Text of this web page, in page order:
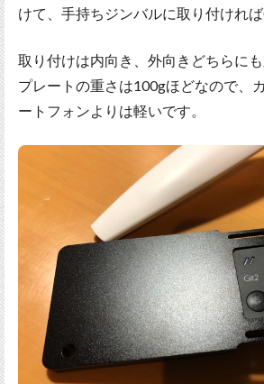
けて、手持ちジンバルに取り付ければ
取り付けは内向き、外向きどちらにも
プレートの重さは100gほどなので、
ートフォンよりは軽いです。